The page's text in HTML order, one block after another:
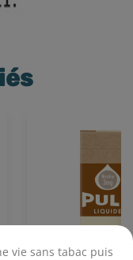
vie sans tabac puis